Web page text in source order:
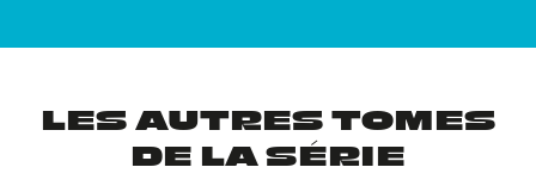
LES AUTRES TOMES
DE LA SÉRIE